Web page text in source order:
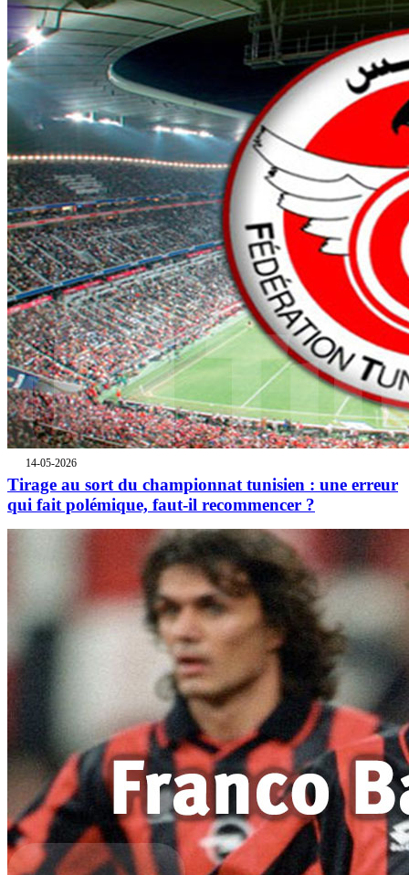
14-05-2026
Tirage au sort du championnat tunisien : une erreur
qui fait polémique, faut-il recommencer ?